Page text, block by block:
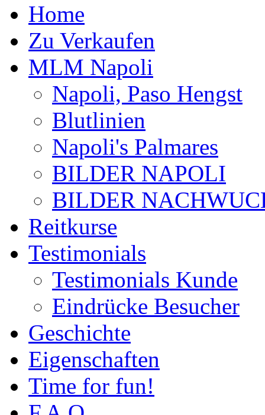
Home
Zu Verkaufen
MLM Napoli
Napoli, Paso Hengst
Blutlinien
Napoli's Palmares
BILDER NAPOLI
BILDER
Reitkurse
Testimonials
Testimonials Kunde
Eindrücke Besucher
Geschichte
Eigenschaften
Time for fun!